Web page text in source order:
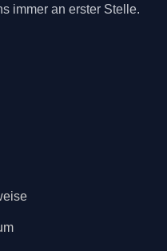
immer an erster Stelle.